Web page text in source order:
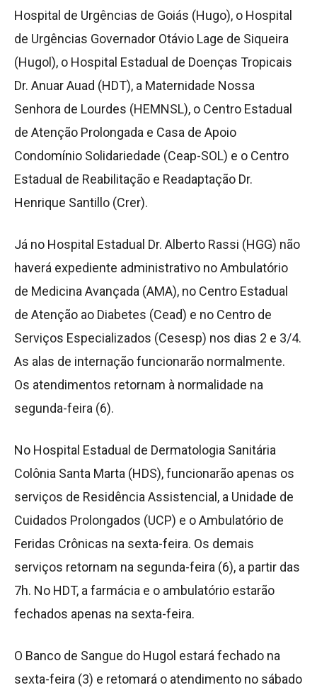
Hospital de Urgências de Goiás (Hugo), o Hospital
de Urgências Governador Otávio Lage de Siqueira
(Hugol), o Hospital Estadual de Doenças Tropicais
Dr. Anuar Auad (HDT), a Maternidade Nossa
Senhora de Lourdes (HEMNSL), o Centro Estadual
de Atenção Prolongada e Casa de Apoio
Condomínio Solidariedade (Ceap-SOL) e o Centro
Estadual de Reabilitação e Readaptação Dr.
Henrique Santillo (Crer).
Já no Hospital Estadual Dr. Alberto Rassi (HGG) não
haverá expediente administrativo no Ambulatório
de Medicina Avançada (AMA), no Centro Estadual
de Atenção ao Diabetes (Cead) e no Centro de
Serviços Especializados (Cesesp) nos dias 2 e 3/4.
As alas de internação funcionarão normalmente.
Os atendimentos retornam à normalidade na
segunda-feira (6).
No Hospital Estadual de Dermatologia Sanitária
Colônia Santa Marta (HDS), funcionarão apenas os
serviços de Residência Assistencial, a Unidade de
Cuidados Prolongados (UCP) e o Ambulatório de
Feridas Crônicas na sexta-feira. Os demais
serviços retornam na segunda-feira (6), a partir das
7h. No HDT, a farmácia e o ambulatório estarão
fechados apenas na sexta-feira.
O Banco de Sangue do Hugol estará fechado na
sexta-feira (3) e retomará o atendimento no sábado